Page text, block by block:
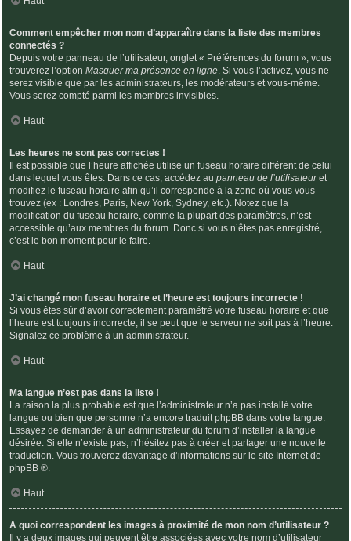
Comment empêcher mon nom d’apparaître dans la liste des membres
connectés ?
Depuis votre panneau de l’utilisateur, onglet « Préférences du forum », vous
trouverez l’option Masquer ma présence en ligne . Si vous l’activez, vous ne
serez visible que par les administrateurs, les modérateurs et vous-même.
Vous serez compté parmi les membres invisibles.
Haut
Les heures ne sont pas correctes !
Il est possible que l’heure affichée utilise un fuseau horaire différent de celui
dans lequel vous êtes. Dans ce cas, accédez au panneau de l’utilisateuret
modifiez le fuseau horaire afin qu’il corresponde à la zone où vous vous
trouvez (ex : Londres, Paris, New York, Sydney, etc.). Notez que la
modification du fuseau horaire, comme la plupart des paramètres, n’est
accessible qu’aux membres du forum. Donc si vous n’êtes pas enregistré,
c’est le bon moment pour le faire.
Haut
J’ai changé mon fuseau horaire et l’heure est toujours incorrecte !
Si vous êtes sûr d’avoir correctement paramétré votre fuseau horaire et que
l’heure est toujours incorrecte, il se peut que le serveur ne soit pas à l’heure.
Signalez ce problème à un administrateur.
Haut
Ma langue n’est pas dans la liste !
La raison la plus probable est que l’administrateur n’a pas installé votre
langue ou bien que personne n’a encore traduit phpBB dans votre langue.
Essayez de demander à un administrateur du forum d’installer la langue
désirée. Si elle n’existe pas, n’hésitez pas à créer et partager une nouvelle
traduction. Vous trouverez davantage d’informations sur le site Internet de
phpBB ®.
Haut
A quoi correspondent les images à proximité de mon nom d’utilisateur ?
Il y a deux images qui peuvent être associées avec votre nom d’utilisateur